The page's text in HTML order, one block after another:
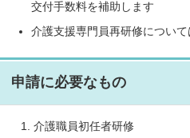
交付手数料を補助します
介護支援専門員再研修について
申請に必要なもの
介護職員初任者研修